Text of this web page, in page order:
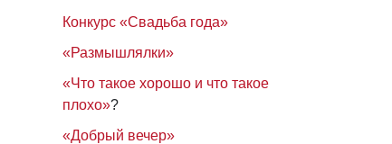
Конкурс «Свадьба года»
«Размышлялки»
«Что такое хорошо и что такое
плохо»?
«Добрый вечер»